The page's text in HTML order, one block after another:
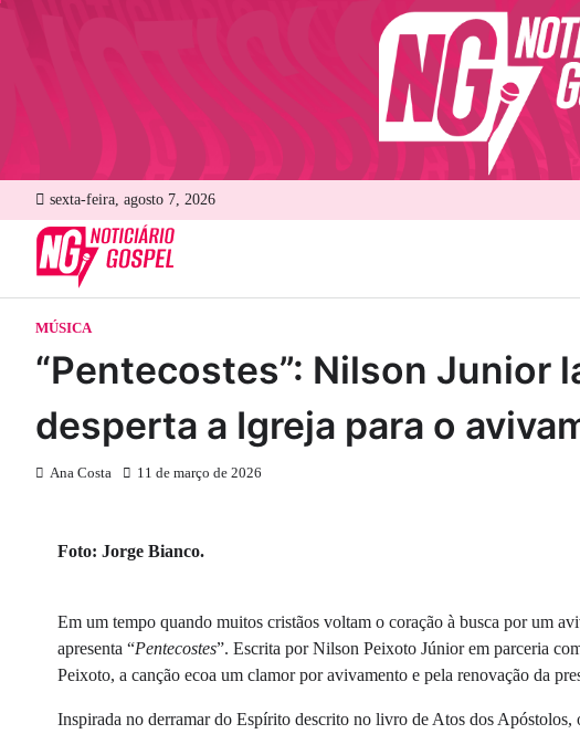
sexta-feira, agosto 7, 2026
MÚSICA
“Pentecostes”: Nilson Junior
desperta a Igreja para o
Ana Costa 11 de março de 2026
Foto: Jorge Bianco.
Em um tempo quando muitos cristãos voltam o coração à busca por um
apresenta “Pentecostes”. Escrita por Nilson Peixoto Júnior em parceria
Peixoto, a canção ecoa um clamor por avivamento e pela renovação da
Inspirada no derramar do Espírito descrito no livro de Atos dos Apóstolos,